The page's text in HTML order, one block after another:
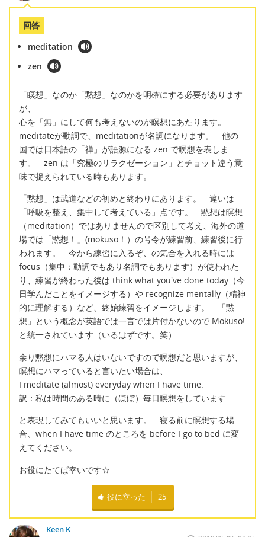
回答
meditation
zen
「瞑想」なのか「黙想」なのかを明確にする必要があります
が、
心を「無」にして何も考えないのが瞑想にあたります。
meditateが動詞で、meditationが名詞になります。 他の
国では日本語の「禅」が語源になる zen で瞑想を表しま
す。 zen は「究極のリラクゼーション」とチョット違う意
味で捉えられている時もあります。
「黙想」は武道などの初めと終わりにあります。 違いは
「呼吸を整え、集中して考えている」点です。 黙想は瞑想
（meditation）ではありませんので区別して考え、海外の道
場では「黙想！」(mokuso！）の号令が練習前、練習後に行
われます。 今から練習に入るぞ、の気合を入れる時には
focus（集中：動詞でもあり名詞でもあります）が使われた
り、練習が終わった後は think what you've done today（今
日学んだことをイメージする）や recognize mentally（精神
的に理解する）など、終始練習をイメージします。 「黙
想」という概念が英語では一言では片付かないので Mokuso!
と統一されています（いるはずです。笑）
余り黙想にハマる人はいないですので瞑想だと思いますが、
瞑想にハマっていると言いたい場合は、
I meditate (almost) everyday when I have time.
訳：私は時間のある時に（ほぼ）毎日瞑想をしています
と表現してみてもいいと思います。 寝る前に瞑想する場
合、when I have time のところを before I go to bed に変
えてください。
お役にたてば幸いです☆
役に立った 25
Keen K